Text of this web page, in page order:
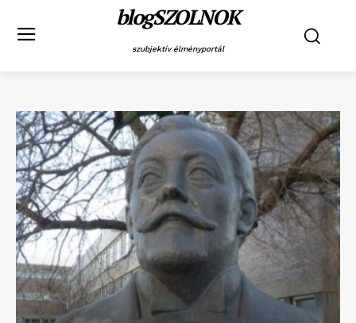
blogSZOLNOK
szubjektív élményportál